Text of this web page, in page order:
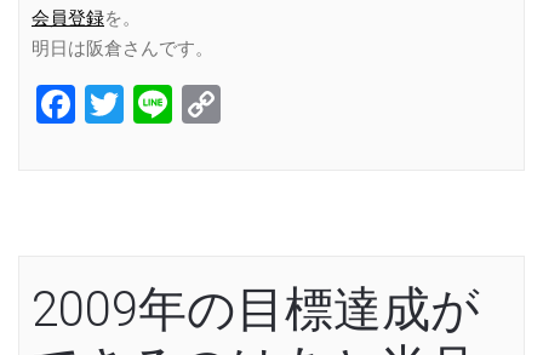
会員登録を。
明日は阪倉さんです。
Facebook
Twitter
Line
2009年の目標達成が